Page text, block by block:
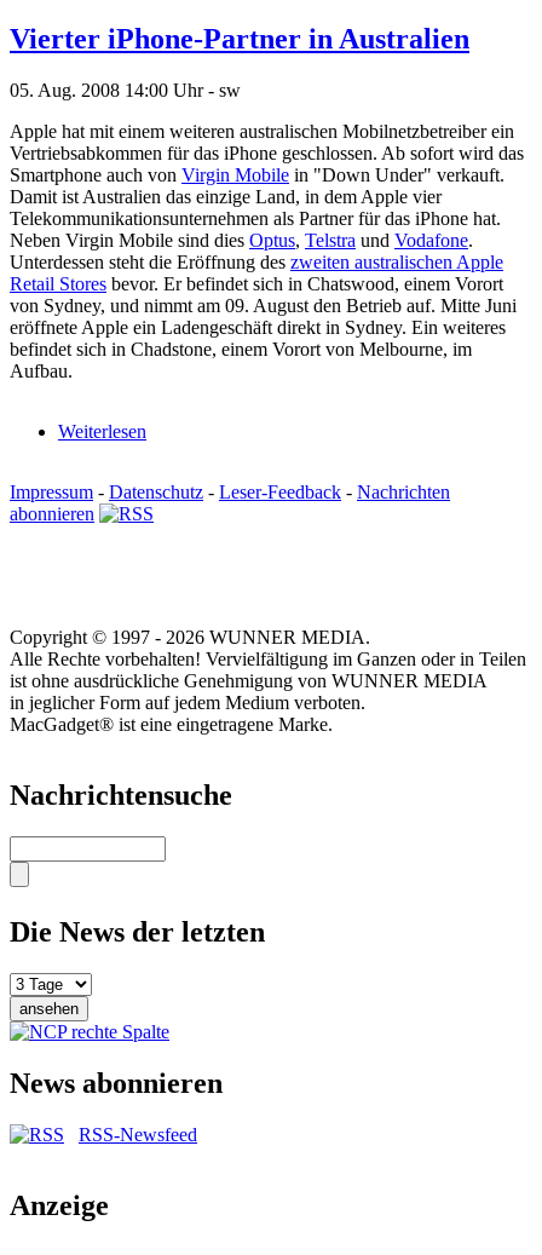
Vierter iPhone-Partner in Australien
05. Aug. 2008 14:00 Uhr - sw
Apple hat mit einem weiteren australischen Mobilnetzbetreiber ein
Vertriebsabkommen für das iPhone geschlossen. Ab sofort wird das
Smartphone auch von Virgin Mobile in "Down Under" verkauft.
Damit ist Australien das einzige Land, in dem Apple vier
Telekommunikationsunternehmen als Partner für das iPhone hat.
Neben Virgin Mobile sind dies Optus, Telstra und Vodafone.
Unterdessen steht die Eröffnung des zweiten australischen Apple
Retail Stores bevor. Er befindet sich in Chatswood, einem Vorort
von Sydney, und nimmt am 09. August den Betrieb auf. Mitte Juni
eröffnete Apple ein Ladengeschäft direkt in Sydney. Ein weiteres
befindet sich in Chadstone, einem Vorort von Melbourne, im
Aufbau.
Weiterlesen
Impressum - Datenschutz - Leser-Feedback - Nachrichten
abonnieren
Copyright © 1997 - 2026 WUNNER MEDIA.
Alle Rechte vorbehalten! Vervielfältigung im Ganzen oder in Teilen
ist ohne ausdrückliche Genehmigung von WUNNER MEDIA
in jeglicher Form auf jedem Medium verboten.
MacGadget® ist eine eingetragene Marke.
Nachrichtensuche
Die News der letzten
News abonnieren
RSS-Newsfeed
Anzeige